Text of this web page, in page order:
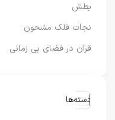
بطش
نجات فلک مشحون
قرآن در فضای بی زمانی
دسته‌ها